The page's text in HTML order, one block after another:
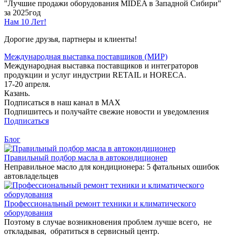
"Лучшие продажи оборудования MIDEA в Западной Сибири"
за 2025год
Нам 10 Лет!
Дорогие друзья, партнеры и клиенты!
Международная выставка поставщиков (МИР)
Международная выставка поставщиков и интеграторов
продукции и услуг индустрии RETAIL и HORECA.
17-20 апреля.
Казань.
Подписаться в наш канал в MAX
Подпишитесь и получайте свежие новости и уведомления
Подписаться
Блог
Правильный подбор масла в автокондиционер
Неправильное масло для кондиционера: 5 фатальных ошибок
автовладельцев
Профессиональный ремонт техники и климатического
оборудования
Поэтому в случае возникновения проблем лучше всего, не
откладывая, обратиться в сервисный центр.